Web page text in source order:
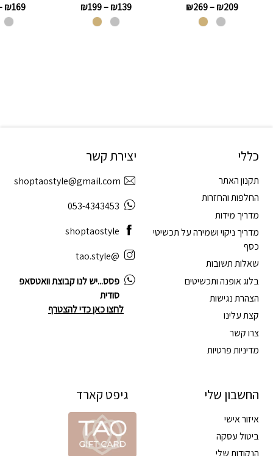
₪209
–
₪269
₪139
–
₪199
₪169
כללי
תקנון האתר
החלפות והחזרות
מדריך מידות
מדריך ניקוי ושמירה על תכשיטי
כסף
שאלות תשובות
בלוג אופנה ותכשיטים
הצהרת נגישות
קצת עלינו
צרו קשר
מדיניות פרטיות
החשבון שלי
איזור אישי
ביטול עסקה
הנקודות שלי
יצירת קשר
shoptaostyle@gmail.com
053-4343453
shoptaostyle
@tao.style
פסס...יש לנו קבוצת וואטסאפ
סודית
לחצו כאן כדי להצטרף
גיפט קארד